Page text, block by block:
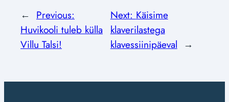
← Previous:
Huvikooli tuleb külla
Villu Talsi!
Next: Käisime
klaverilastega
klavessiinipäeval →